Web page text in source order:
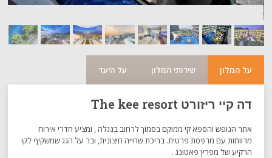
על המלון שירותי המלון על היעד
דה קיי ריזורט The kee resort
אתר הנופש והספא קי ממוקם בסמוך לרחוב בנגלה , ומציע חדרי אירוח
מרווחות עם מרפסת פרטית. בריכת שחייה חיצונית, ובר על הגג שמשקיף לקו
הרקיע של מפרץ פאטונג .